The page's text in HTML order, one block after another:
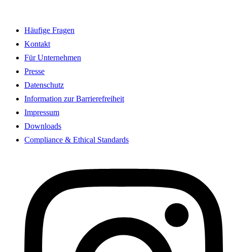
Häufige Fragen
Kontakt
Für Unternehmen
Presse
Datenschutz
Information zur Barrierefreiheit
Impressum
Downloads
Compliance & Ethical Standards
g
r